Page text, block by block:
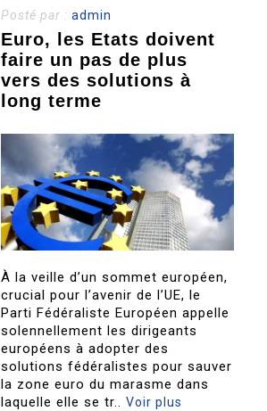
Posté par :admin
Euro, les Etats doivent
faire un pas de plus
vers des solutions à
long terme
À la veille d’un sommet européen,
crucial pour l’avenir de l’UE, le
Parti Fédéraliste Européen appelle
solennellement les dirigeants
européens à adopter des
solutions fédéralistes pour sauver
la zone euro du marasme dans
laquelle elle se tr..Voir plus